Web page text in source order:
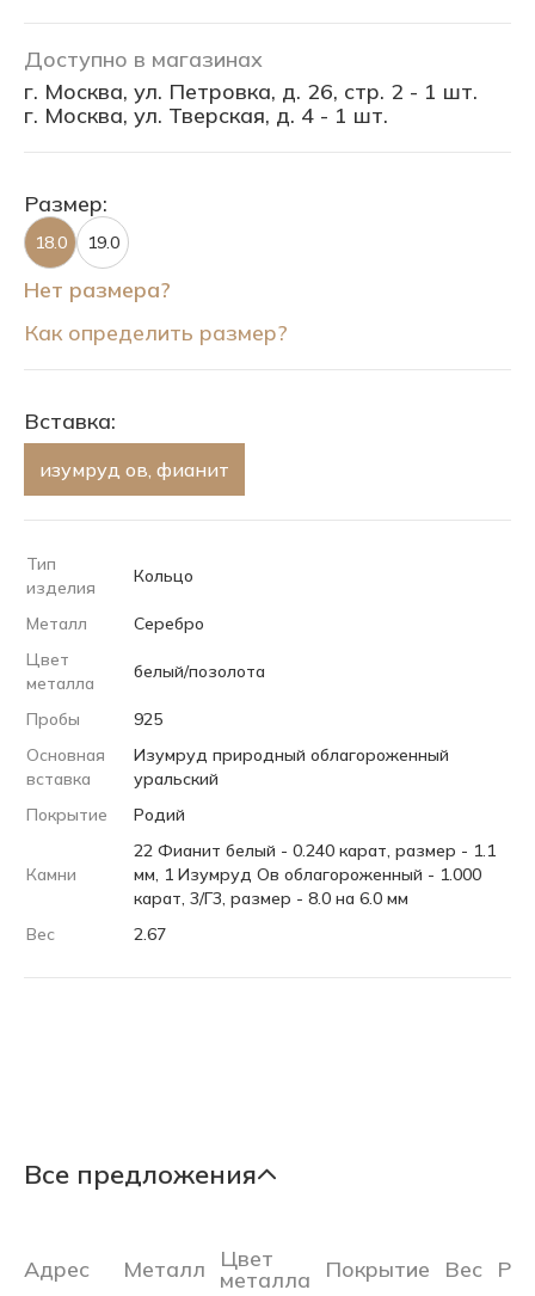
Доступно в магазинах
г. Москва, ул. Петровка, д. 26, стр. 2 - 1 шт.
г. Москва, ул. Тверская, д. 4 - 1 шт.
Размер:
18.0 19.0
Нет размера?
Как определить размер?
Вставка:
изумруд ов, фианит
Тип
изделия
Кольцо
Металл
Серебро
Цвет
металла
белый/позолота
Пробы
925
Основная
вставка
Изумруд природный облагороженный
уральский
Покрытие
Родий
Камни
22 Фианит белый - 0.240 карат, размер - 1.1
мм, 1 Изумруд Ов облагороженный - 1.000
карат, 3/Г3, размер - 8.0 на 6.0 мм
Вес
2.67
Все предложения
Адрес Металл Цвет
металла Покрытие Вес